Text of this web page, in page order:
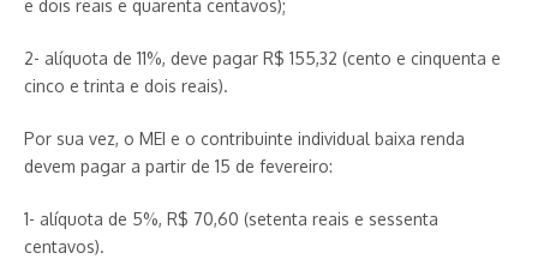
e dois reais e quarenta centavos);
2- alíquota de 11%, deve pagar R$ 155,32 (cento e cinquenta e
cinco e trinta e dois reais).
Por sua vez, o MEI e o contribuinte individual baixa renda
devem pagar a partir de 15 de fevereiro:
1- alíquota de 5%, R$ 70,60 (setenta reais e sessenta
centavos).